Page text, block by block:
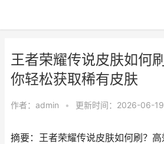
王者荣耀传说皮肤如何
你轻松获取稀有皮肤
作者： admin • 更新时间：2026-06-19
摘要：王者荣耀传说皮肤如何刷？